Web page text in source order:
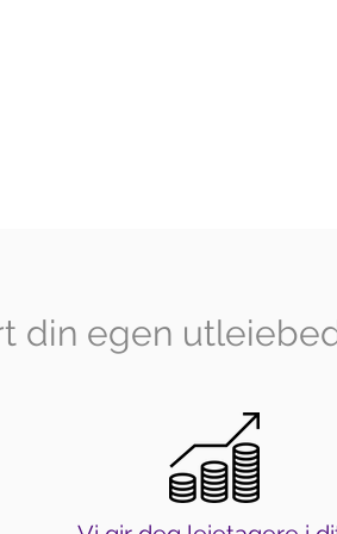
din egen